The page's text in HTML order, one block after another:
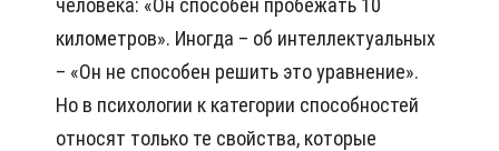
километров». Иногда – об интеллектуальных
– «Он не способен решить это уравнение».
Но в психологии к категории способностей
относят только те свойства, которые